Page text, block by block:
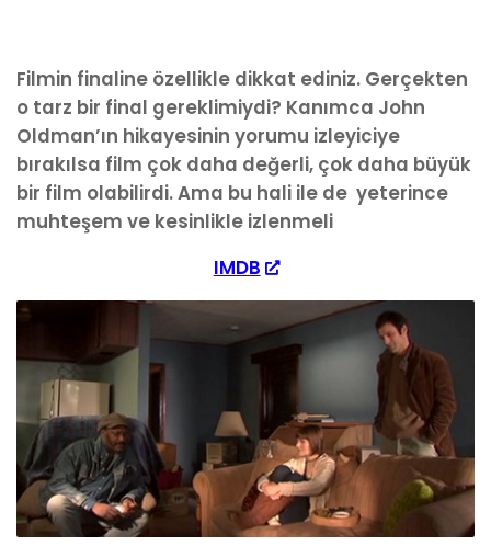
Filmin finaline özellikle dikkat ediniz. Gerçekten
o tarz bir final gereklimiydi? Kanımca John
Oldman’ın hikayesinin yorumu izleyiciye
bırakılsa film çok daha değerli, çok daha büyük
bir film olabilirdi. Ama bu hali ile de yeterince
muhteşem ve kesinlikle izlenmeli
IMDB